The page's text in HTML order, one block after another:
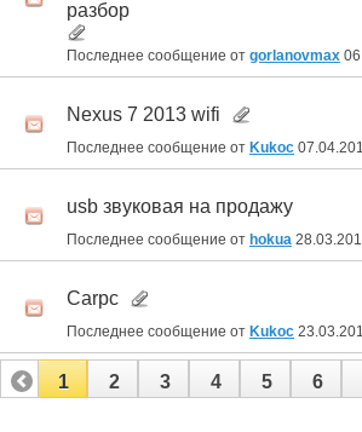
разбор
Последнее сообщение от gorlanovmax
Nexus 7 2013 wifi
Последнее сообщение от Kukoc
usb звуковая на продажу
Последнее сообщение от hokua
Carpc
Последнее сообщение от Kukoc
1 2 3 4 5 6